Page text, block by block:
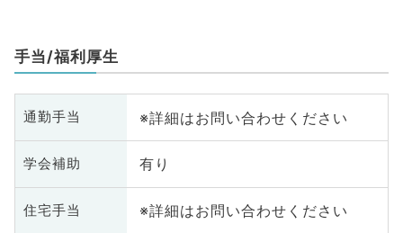
手当/福利厚生
通勤手当 ※詳細はお問い合わせください
学会補助 有り
住宅手当 ※詳細はお問い合わせください